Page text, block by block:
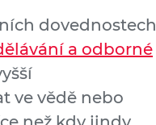
dovednostech
a odborné
ve vědě nebo